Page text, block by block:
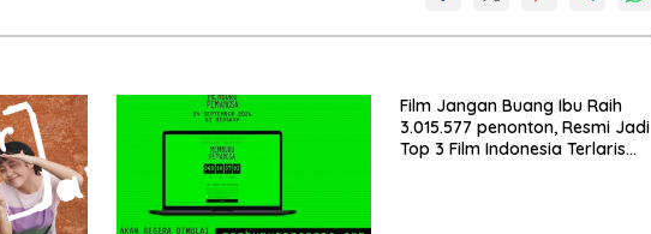
Film Jangan Buang Ibu Raih
3.015.577 penonton, Resmi Jadi
Top 3 Film Indonesia Terlaris